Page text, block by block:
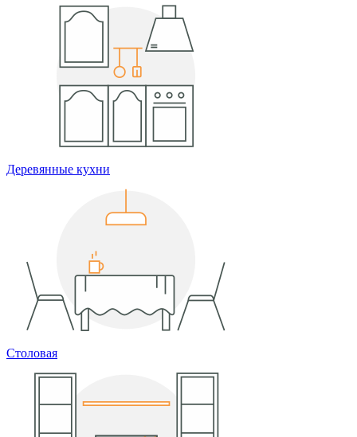
Деревянные кухни
Столовая